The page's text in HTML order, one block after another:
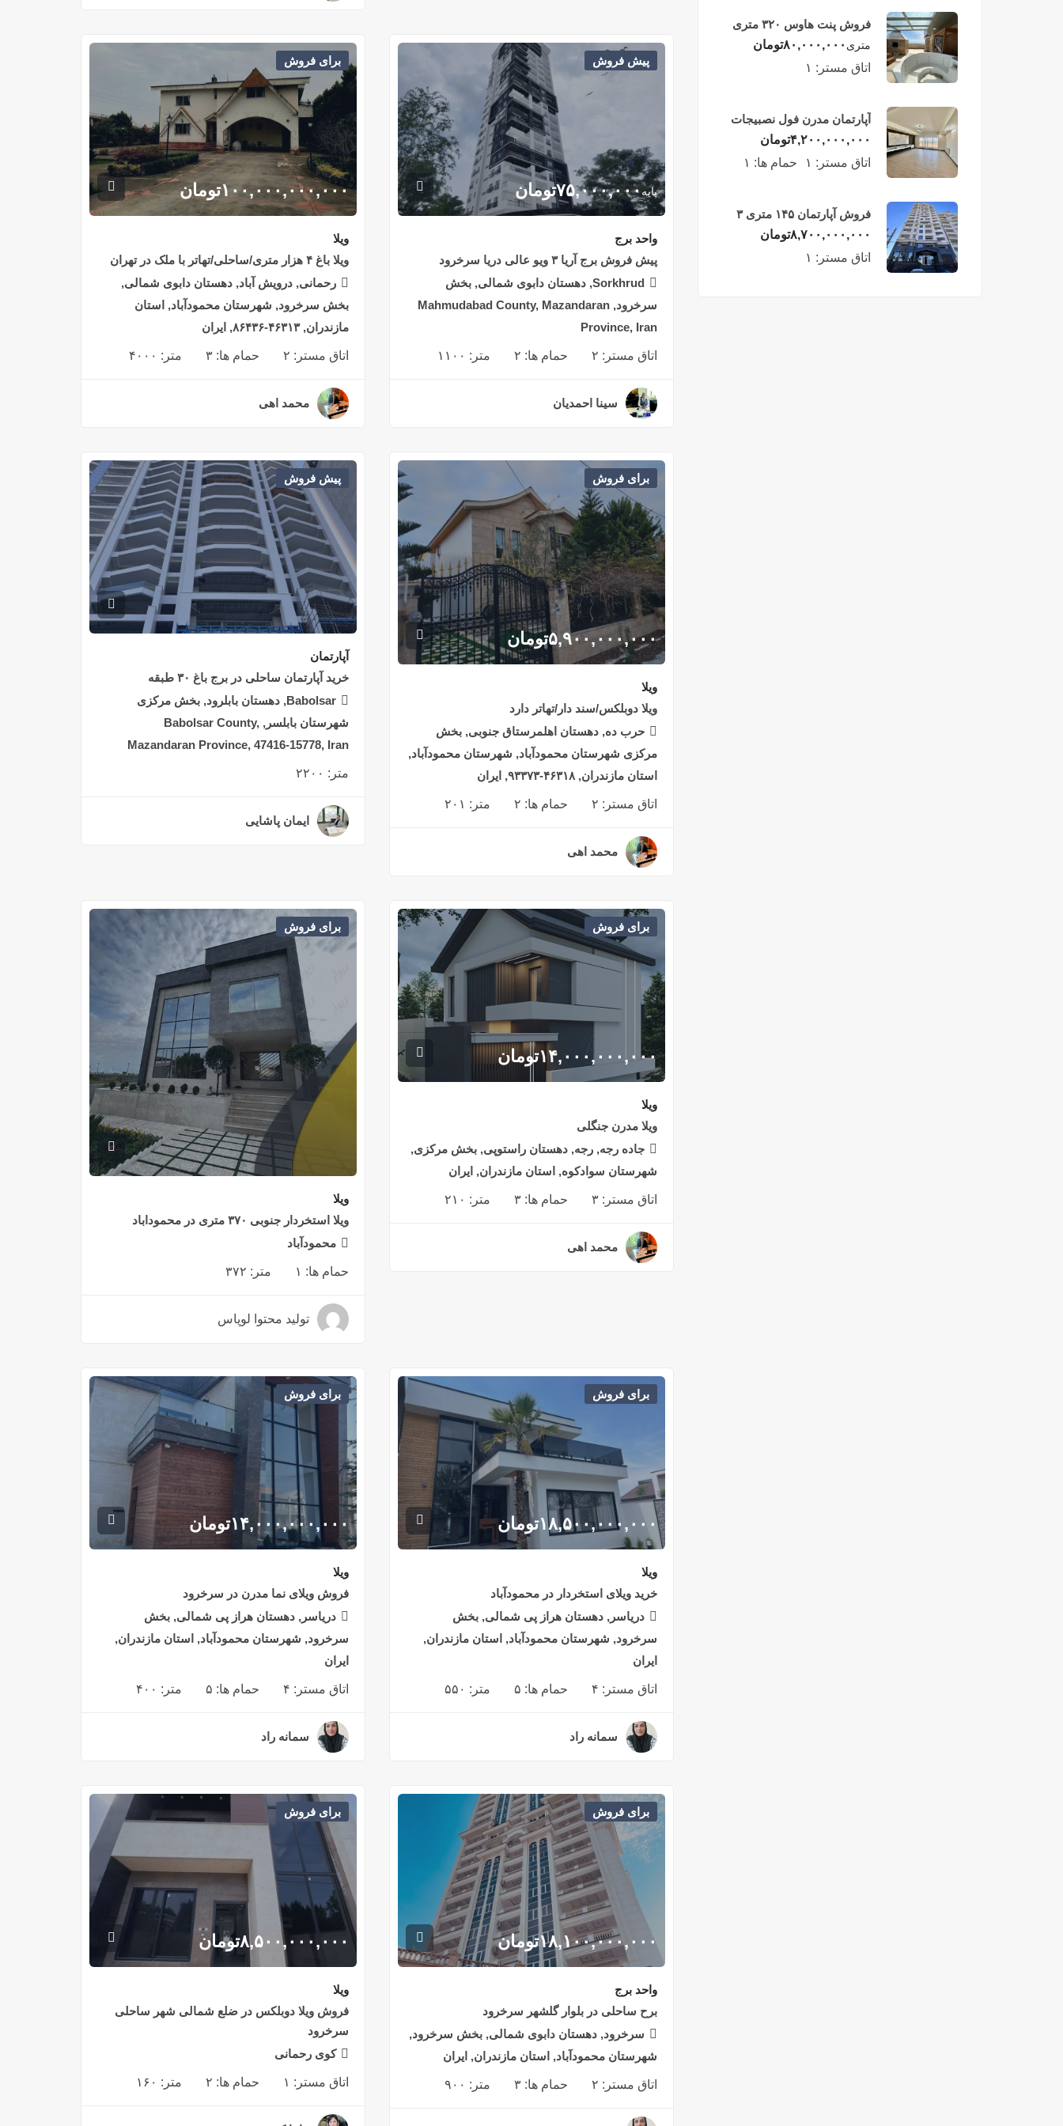
فروش پنت هاوس ۳۲۰ متری
لوکس در طبقه چهاردهم
فریدونکنار
متری ۸۰,۰۰۰,۰۰۰تومان
اتاق مستر: ۱
آپارتمان مدرن فول نصبیجات
ساحلی/فریدونکنار
۴,۲۰۰,۰۰۰,۰۰۰تومان
اتاق مستر: ۱ حمام ها: ۱
فروش آپارتمان ۱۴۵ متری ۳
خوابه در فریدونکنار
۸,۷۰۰,۰۰۰,۰۰۰تومان
اتاق مستر: ۱
پیش فروش
پایه۷۵,۰۰۰,۰۰۰تومان
واحد برج
پیش فروش برج آریا ۳ ویو عالی دریا سرخرود
Sorkhrud, دهستان دابوی شمالی, بخش
سرخرود, Mahmudabad County, Mazandaran
Province, Iran
اتاق مستر: ۲ حمام ها: ۲ متر: ۱۱۰۰
سینا احمدیان
برای فروش
۱۰۰,۰۰۰,۰۰۰,۰۰۰تومان
ویلا
ویلا باغ ۴ هزار متری/ساحلی/تهاتر با ملک در تهران
رحمانی, درویش آباد, دهستان دابوی شمالی,
بخش سرخرود, شهرستان محمودآباد, استان
مازندران, ۴۶۳۱۳-۸۶۴۳۶, ایران
اتاق مستر: ۲ حمام ها: ۳ متر: ۴۰۰۰
محمد اهی
برای فروش
۵,۹۰۰,۰۰۰,۰۰۰تومان
ویلا
ویلا دوبلکس/سند دار/تهاتر دارد
حرب ده, دهستان اهلمرستاق جنوبی, بخش
مرکزی شهرستان محمودآباد, شهرستان محمودآباد,
استان مازندران, ۴۶۳۱۸-۹۳۳۷۳, ایران
اتاق مستر: ۲ حمام ها: ۲ متر: ۲۰۱
محمد اهی
پیش فروش
آپارتمان
خرید آپارتمان ساحلی در برج باغ ۳۰ طبقه
Babolsar, دهستان بابلرود, بخش مرکزی
شهرستان بابلسر, Babolsar County,
Mazandaran Province, 47416-15778, Iran
متر: ۲۲۰۰
ایمان پاشایی
برای فروش
۱۴,۰۰۰,۰۰۰,۰۰۰تومان
ویلا
ویلا مدرن جنگلی
جاده رجه, رجه, دهستان راستوپی, بخش مرکزی,
شهرستان سوادکوه, استان مازندران, ایران
اتاق مستر: ۳ حمام ها: ۳ متر: ۲۱۰
محمد اهی
برای فروش
ویلا
ویلا استخردار جنوبی ۳۷۰ متری در محموداباد
محمودآباد
حمام ها: ۱ متر: ۳۷۲
تولید محتوا لوپاس
برای فروش
۱۸,۵۰۰,۰۰۰,۰۰۰تومان
ویلا
خرید ویلای استخردار در محمودآباد
دریاسر, دهستان هراز پی شمالی, بخش
سرخرود, شهرستان محمودآباد, استان مازندران,
ایران
اتاق مستر: ۴ حمام ها: ۵ متر: ۵۵۰
سمانه راد
برای فروش
۱۴,۰۰۰,۰۰۰,۰۰۰تومان
ویلا
فروش ویلای نما مدرن در سرخرود
دریاسر, دهستان هراز پی شمالی, بخش
سرخرود, شهرستان محمودآباد, استان مازندران,
ایران
اتاق مستر: ۴ حمام ها: ۵ متر: ۴۰۰
سمانه راد
برای فروش
۱۸,۱۰۰,۰۰۰,۰۰۰تومان
واحد برج
برح ساحلی در بلوار گلشهر سرخرود
سرخرود, دهستان دابوی شمالی, بخش سرخرود,
شهرستان محمودآباد, استان مازندران, ایران
اتاق مستر: ۲ حمام ها: ۳ متر: ۹۰۰
برای فروش
۸,۵۰۰,۰۰۰,۰۰۰تومان
ویلا
فروش ویلا دوبلکس در ضلع شمالی شهر ساحلی
سرخرود
کوی رحمانی
اتاق مستر: ۱ حمام ها: ۲ متر: ۱۶۰